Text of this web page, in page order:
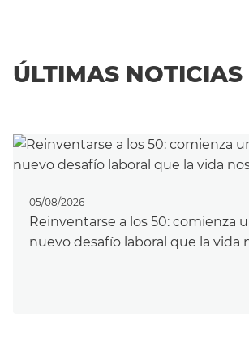
ÚLTIMAS NOTICIAS
05/08/2026
Reinventarse a los 50: comienza
nuevo desafío laboral que la vida